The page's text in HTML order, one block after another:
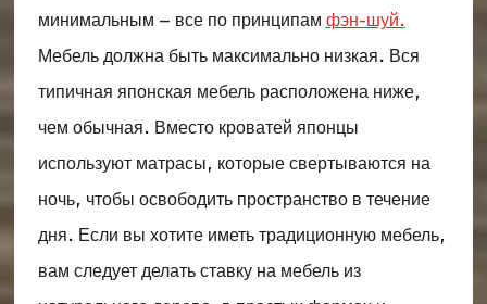
минимальным – все по принципам фэн-шуй.
Мебель должна быть максимально низкая. Вся
типичная японская мебель расположена ниже,
чем обычная. Вместо кроватей японцы
используют матрасы, которые свертываются на
ночь, чтобы освободить пространство в течение
дня. Если вы хотите иметь традиционную мебель,
вам следует делать ставку на мебель из